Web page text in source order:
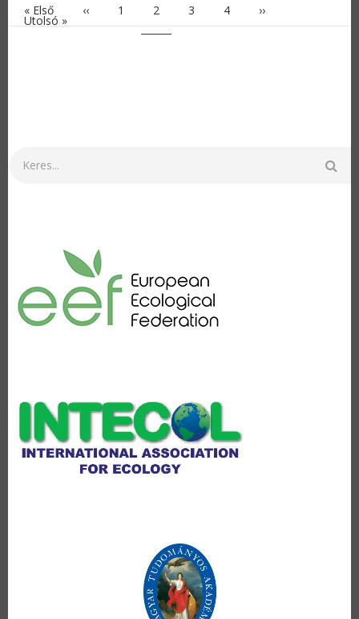
OLDALSZÁMOZÁS
Első oldal
« Első Előző oldal
‹‹ Oldal
1 Jelenlegi oldal
2 Oldal
3 Oldal
4 Következő oldal
››
Utolsó oldal
Utolsó »